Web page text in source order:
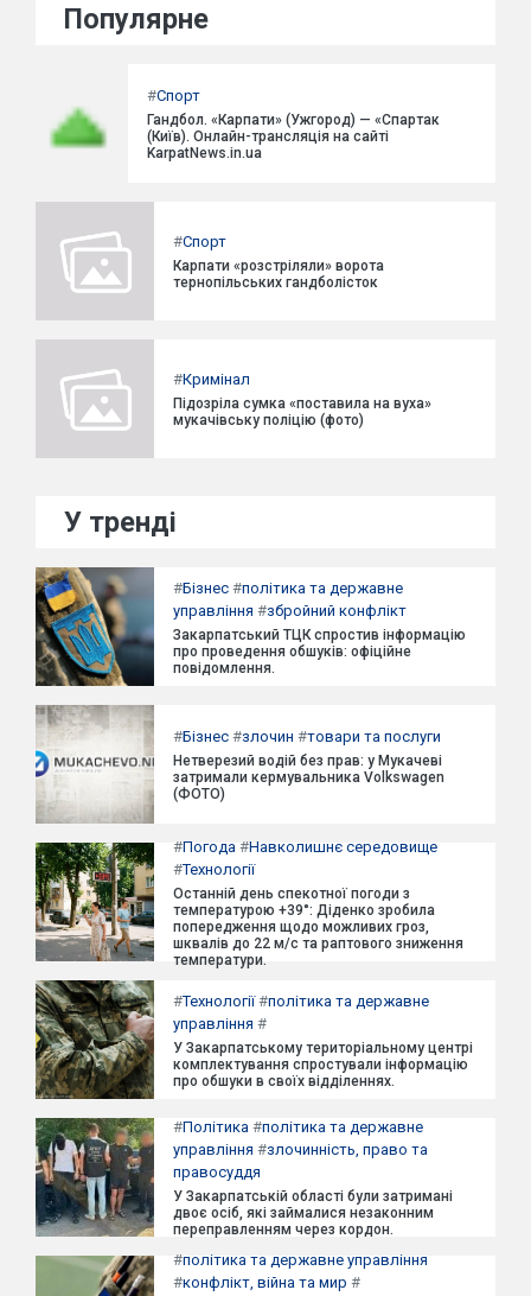
Популярне
#Спорт
Гандбол. «Карпати» (Ужгород) — «Спартак
(Київ). Онлайн-трансляція на сайті
KarpatNews.in.ua
#Спорт
Карпати «розстріляли» ворота
тернопільських гандболісток
#Кримінал
Підозріла сумка «поставила на вуха»
мукачівську поліцію (фото)
У тренді
#Бізнес #політика та державне
управління #збройний конфлікт
Закарпатський ТЦК спростив інформацію
про проведення обшуків: офіційне
повідомлення.
#Бізнес #злочин #товари та послуги
Нетверезий водій без прав: у Мукачеві
затримали кермувальника Volkswagen
(ФОТО)
#Погода #Навколишнє середовище
#Технології
Останній день спекотної погоди з
температурою +39°: Діденко зробила
попередження щодо можливих гроз,
шквалів до 22 м/с та раптового зниження
температури.
#Технології#політика та державне
управління #
У Закарпатському територіальному центрі
комплектування спростували інформацію
про обшуки в своїх відділеннях.
#Політика #політика та державне
управління #злочинність, право та
правосуддя
У Закарпатській області були затримані
двоє осіб, які займалися незаконним
переправленням через кордон.
#політика та державне управління
#конфлікт, війна та мир #